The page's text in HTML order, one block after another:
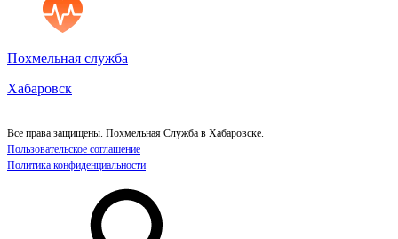
Похмельная служба
Хабаровск
Все права защищены. Похмельная Служба в Хабаровске.
Пользовательское соглашение
Политика конфиденциальности